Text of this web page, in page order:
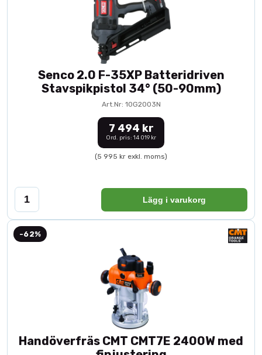
Senco 2.0 F-35XP Batteridriven
Stavspikpistol 34° (50-90mm)
Art.Nr: 10G2003N
7 494 kr
Ord. pris: 14 019 kr
(5 995 kr exkl. moms)
Lägg i varukorg
-62%
Handöverfräs CMT CMT7E 2400W med